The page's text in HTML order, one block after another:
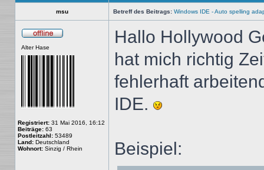
msu Betreff des Beitrags: Windows IDE - Auto spelling
Alter Hase
Registriert: 31 Mai 2016, 16:12
Beiträge: 63
Postleitzahl: 53489
Land: Deutschland
Wohnort: Sinzig / Rhein
Hallo Hollywood
hat mich richtig
fehlerhaft
IDE.
Beispiel: